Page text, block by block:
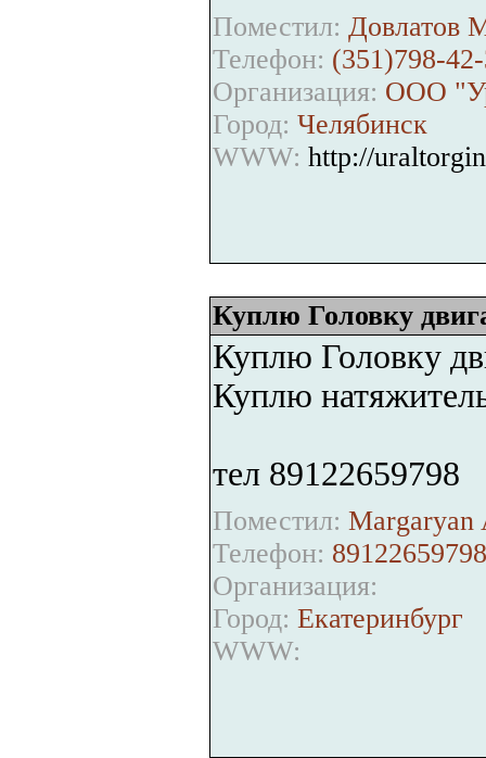
Поместил: Довлатов
Телефон: (351)798-
Организация: ООО
Город: Челябинск
WWW: http://
Куплю Головку
Куплю Головку
Куплю
тел 89122659798
Поместил: Margaryan
Телефон: 89122659798
Организация:
Город: Екатеринбург
WWW: